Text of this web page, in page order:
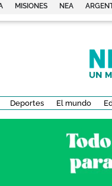
MISIONES NEA
Deportes El mundo